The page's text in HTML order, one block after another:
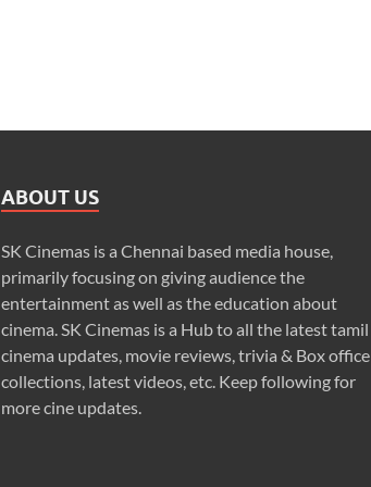
ABOUT US
SK Cinemas is a Chennai based media house,
primarily focusing on giving audience the
entertainment as well as the education about
cinema. SK Cinemas is a Hub to all the latest tamil
cinema updates, movie reviews, trivia & Box office
collections, latest videos, etc. Keep following for
more cine updates.